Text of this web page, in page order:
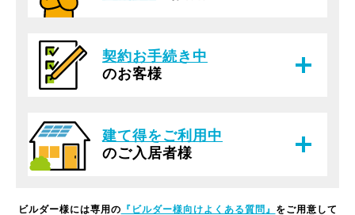
契約お手続き中
のお客様
建て得をご利用中
のご入居者様
ビルダー様には専用の 『ビルダー様向けよくある質問』 をご用意して